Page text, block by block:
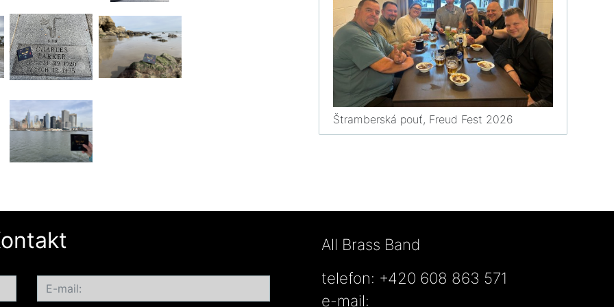
Štramberská pouť, Freud Fest 2026
All Brass Band
telefon: +420 608 863 571
e-mail: